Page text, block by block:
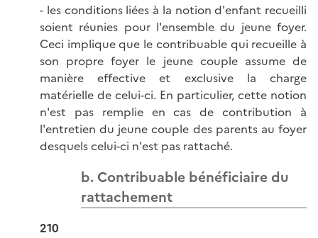
- les conditions liées à la notion d'enfant recueilli
soient réunies pour l'ensemble du jeune foyer.
Ceci implique que le contribuable qui recueille à
son propre foyer le jeune couple assume de
manière effective et exclusive la charge
matérielle de celui-ci. En particulier, cette notion
n'est pas remplie en cas de contribution à
l'entretien du jeune couple des parents au foyer
desquels celui-ci n'est pas rattaché.
b. Contribuable bénéficiaire du
rattachement
210